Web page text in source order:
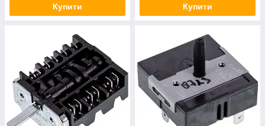
Купити Купити